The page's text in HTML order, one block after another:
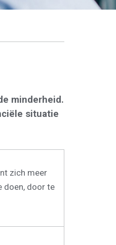
minderheid.
situatie
zich meer
doen, door te